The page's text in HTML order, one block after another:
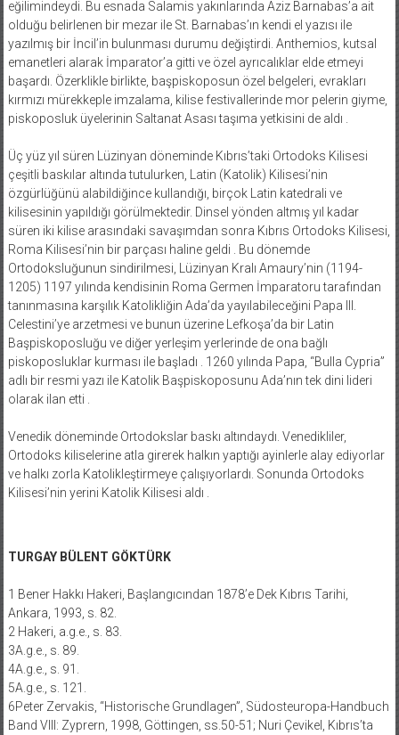
eğilimindeydi. Bu esnada Salamis yakınlarında Aziz Barnabas’a ait
olduğu belirlenen bir mezar ile St. Barnabas’ın kendi el yazısı ile
yazılmış bir İncil’in bulunması durumu değiştirdi. Anthemios, kutsal
emanetleri alarak İmparator’a gitti ve özel ayrıcalıklar elde etmeyi
başardı. Özerklikle birlikte, başpiskoposun özel belgeleri, evrakları
kırmızı mürekkeple imzalama, kilise festivallerinde mor pelerin giyme,
piskoposluk üyelerinin Saltanat Asası taşıma yetkisini de aldı .
Üç yüz yıl süren Lüzinyan döneminde Kıbrıs’taki Ortodoks Kilisesi
çeşitli baskılar altında tutulurken, Latin (Katolik) Kilisesi’nin
özgürlüğünü alabildiğince kullandığı, birçok Latin katedrali ve
kilisesinin yapıldığı görülmektedir. Dinsel yönden altmış yıl kadar
süren iki kilise arasındaki savaşımdan sonra Kıbrıs Ortodoks Kilisesi,
Roma Kilisesi’nin bir parçası haline geldi . Bu dönemde
Ortodoksluğunun sindirilmesi, Lüzinyan Kralı Amaury’nin (1194-
1205) 1197 yılında kendisinin Roma Germen İmparatoru tarafından
tanınmasına karşılık Katolikliğin Ada’da yayılabileceğini Papa III.
Celestini’ye arzetmesi ve bunun üzerine Lefkoşa’da bir Latin
Başpiskoposluğu ve diğer yerleşim yerlerinde de ona bağlı
piskoposluklar kurması ile başladı . 1260 yılında Papa, “Bulla Cypria”
adlı bir resmi yazı ile Katolik Başpiskoposunu Ada’nın tek dini lideri
olarak ilan etti .
Venedik döneminde Ortodokslar baskı altındaydı. Venedikliler,
Ortodoks kiliselerine atla girerek halkın yaptığı ayinlerle alay ediyorlar
ve halkı zorla Katolikleştirmeye çalışıyorlardı. Sonunda Ortodoks
Kilisesi’nin yerini Katolik Kilisesi aldı .
TURGAY BÜLENT GÖKTÜRK
1 Bener Hakkı Hakeri, Başlangıcından 1878’e Dek Kıbrıs Tarihi,
Ankara, 1993, s. 82.
2 Hakeri, a.g.e., s. 83.
3A.g.e., s. 89.
4A.g.e., s. 91.
5A.g.e., s. 121.
6Peter Zervakis, “Historische Grundlagen”, Südosteuropa-Handbuch
Band VIII: Zyprern, 1998, Göttingen, ss.50-51; Nuri Çevikel, Kıbrıs’ta